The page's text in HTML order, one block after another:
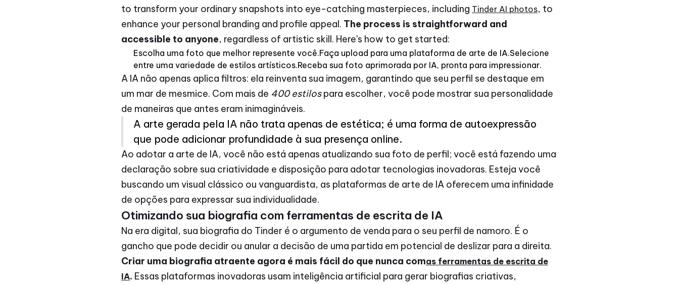
to transform your ordinary snapshots into eye-catching masterpieces, including Tinder AI photos, to
enhance your personal branding and profile appeal. The process is straightforward and
accessible to anyone, regardless of artistic skill. Here's how to get started:
Escolha uma foto que melhor represente você.Faça upload para uma plataforma de arte de IA.Selecione
entre uma variedade de estilos artísticos.Receba sua foto aprimorada por IA, pronta para impressionar.
A IA não apenas aplica filtros: ela reinventa sua imagem, garantindo que seu perfil se destaque em
um mar de mesmice. Com mais de 400 estilospara escolher, você pode mostrar sua personalidade
de maneiras que antes eram inimagináveis.
A arte gerada pela IA não trata apenas de estética; é uma forma de autoexpressão
que pode adicionar profundidade à sua presença online.
Ao adotar a arte de IA, você não está apenas atualizando sua foto de perfil; você está fazendo uma
declaração sobre sua criatividade e disposição para adotar tecnologias inovadoras. Esteja você
buscando um visual clássico ou vanguardista, as plataformas de arte de IA oferecem uma infinidade
de opções para expressar sua individualidade.
Otimizando sua biografia com ferramentas de escrita de IA
Na era digital, sua biografia do Tinder é o argumento de venda para o seu perfil de namoro. É o
gancho que pode decidir ou anular a decisão de uma partida em potencial de deslizar para a direita.
Criar uma biografia atraente agora é mais fácil do que nunca comas ferramentas de escrita de
IA. Essas plataformas inovadoras usam inteligência artificial para gerar biografias criativas,